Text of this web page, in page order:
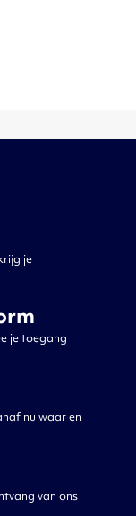
je
je toegang
nu waar en
van ons